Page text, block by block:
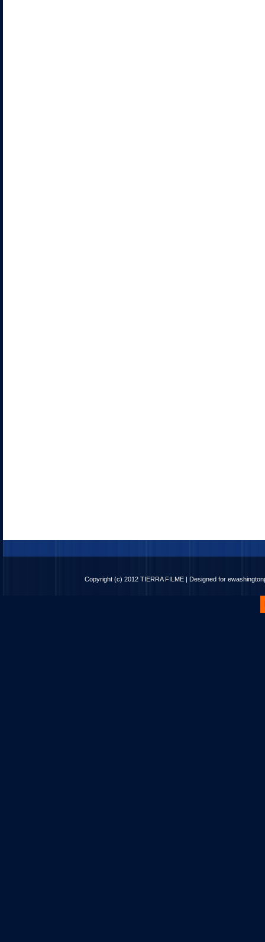
Copyright (c) 2012 TIERRA FILME | Designed for